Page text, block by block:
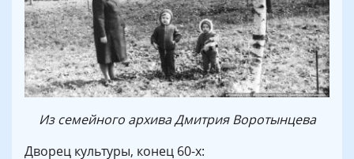
Из семейного архива Дмитрия Воротынцева
Дворец культуры, конец 60-х: